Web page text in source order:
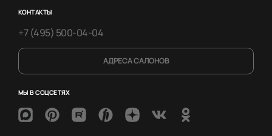
КОНТАКТЫ
+7 (495) 500-04-04
АДРЕСА САЛОНОВ
МЫ В СОЦСЕТЯХ